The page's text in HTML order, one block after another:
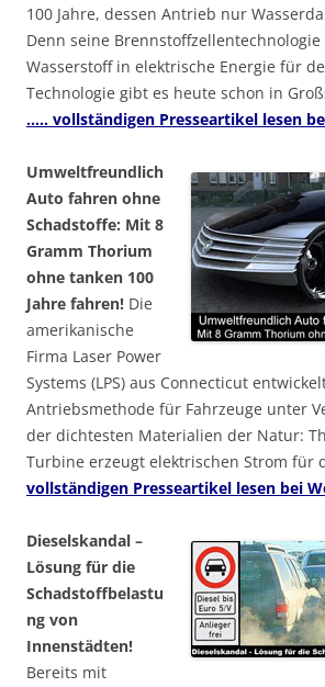
100 Jahre, dessen Antrieb nur
Denn seine
Wasserstoff in elektrische Energie für
Technologie gibt es heute schon in
….. vollständigen Presseartikel lesen
Umweltfreundlich
Auto fahren ohne
Schadstoffe: Mit 8
Gramm Thorium
ohne tanken 100
Jahre fahren! Die
amerikanische
Firma Laser Power
Systems (LPS) aus Connecticut
Antriebsmethode für Fahrzeuge unter
der dichtesten Materialien der Natur:
Turbine erzeugt elektrischen Strom für
vollständigen Presseartikel lesen bei
Dieselskandal –
Lösung für die
Schadstoffbelastu
ng von
Innenstädten!
Bereits mit